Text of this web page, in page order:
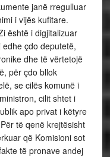
janë rregulluar
i vijës kufitare.
është i digjitalizuar
çdo deputetë,
dhe të vërtetojë
për çdo bllok
se cilës komunë i
cilit shtet i
apo privat i këtyre
të qenë krejtësisht
që Komisioni sot
të pronave andej